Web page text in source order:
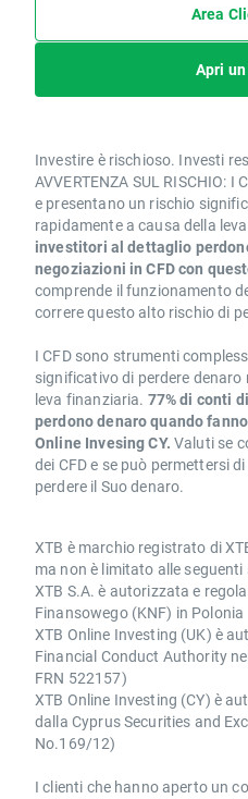
Area
Apri
Investire è rischioso. Investi
AVVERTENZA SUL RISCHIO:
e presentano un rischio
rapidamente a causa della
investitori al dettaglio
negoziazioni in CFD con
comprende il funzionamento
correre questo alto rischio di
I CFD sono strumenti
significativo di perdere
leva finanziaria. 77% di conti
perdono denaro quando
Online Invesing CY. Valuti se
dei CFD e se può permettersi
perdere il Suo denaro.
XTB è marchio registrato di
ma non è limitato alle seguenti
XTB S.A. è autorizzata e
Finansowego (KNF) in Polonia
XTB Online Investing (UK) è
Financial Conduct Authority
FRN 522157)
XTB Online Investing (CY) è
dalla Cyprus Securities and
No.169/12)
I clienti che hanno aperto un